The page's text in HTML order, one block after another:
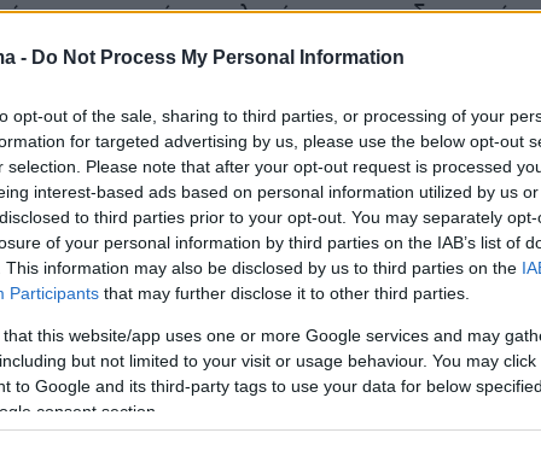
- Do Not Process My Personal Information
opt-out of the sale, sharing to third parties, or processing of your
for targeted advertising by us, please use the below opt-out
selection. Please note that after your opt-out request is processed
interest-based ads based on personal information utilized by us
to third parties prior to your opt-out. You may separately
of your personal information by third parties on the IAB’s list of
This information may also be disclosed by us to third parties on the
Participants that may further disclose it to other third parties.
that this website/app uses one or more Google services and may
but not limited to your visit or usage behaviour. You may
to Google and its third-party tags to use your data for below
consent section.
τις σημερινές απολογίες τους οι δυο
αρνήθηκαν το αδίκημα του βιασμού και
για «λάθος» και για «επιπολαιότητα» για
όπως ισχυρίστηκαν, την ίδια ημέρα.
υποστήριξε ότι ποτέ δεν θα
φανταστεί ότι οι δυο υφιστάμενοί του θα
σε τέτοιες πράξεις και δη μέσα στο
όχι μόνο δεν θα το επέτρεπε αλλάθα τους
κιόλας.